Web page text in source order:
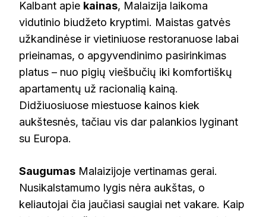
Kalbant apie kainas, Malaizija laikoma
vidutinio biudžeto kryptimi. Maistas gatvės
užkandinėse ir vietiniuose restoranuose labai
prieinamas, o apgyvendinimo pasirinkimas
platus – nuo pigių viešbučių iki komfortiškų
apartamentų už racionalią kainą.
Didžiuosiuose miestuose kainos kiek
aukštesnės, tačiau vis dar palankios lyginant
su Europa.
Saugumas Malaizijoje vertinamas gerai.
Nusikalstamumo lygis nėra aukštas, o
keliautojai čia jaučiasi saugiai net vakare. Kaip